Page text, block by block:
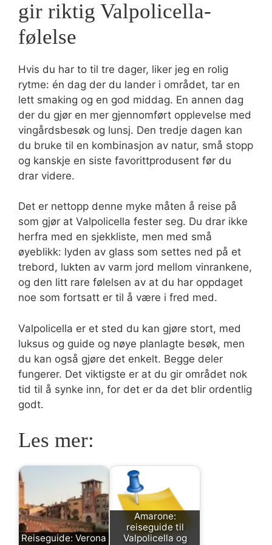
gir riktig Valpolicella-
følelse
Hvis du har to til tre dager, liker jeg en rolig
rytme: én dag der du lander i området, tar en
lett smaking og en god middag. En annen dag
der du gjør en mer gjennomført opplevelse med
vingårdsbesøk og lunsj. Den tredje dagen kan
du bruke til en kombinasjon av natur, små stopp
og kanskje en siste favorittprodusent før du
drar videre.
Det er nettopp denne myke måten å reise på
som gjør at Valpolicella fester seg. Du drar ikke
herfra med en sjekkliste, men med små
øyeblikk: lyden av glass som settes ned på et
trebord, lukten av varm jord mellom vinrankene,
og den litt rare følelsen av at du har oppdaget
noe som fortsatt er til å være i fred med.
Valpolicella er et sted du kan gjøre stort, med
luksus og guide og nøye planlagte besøk, men
du kan også gjøre det enkelt. Begge deler
fungerer. Det viktigste er at du gir området nok
tid til å synke inn, for det er da det blir ordentlig
godt.
Les mer:
Reiseguide: Verona
Amarone:
reiseguide til
Valpolicella og